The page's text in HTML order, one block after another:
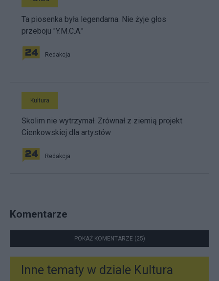
Ta piosenka była legendarna. Nie żyje głos
przeboju "Y.M.C.A."
Redakcja
Kultura
Skolim nie wytrzymał. Zrównał z ziemią projekt
Cienkowskiej dla artystów
Redakcja
Komentarze
POKAŻ KOMENTARZE (25)
Inne tematy w dziale Kultura